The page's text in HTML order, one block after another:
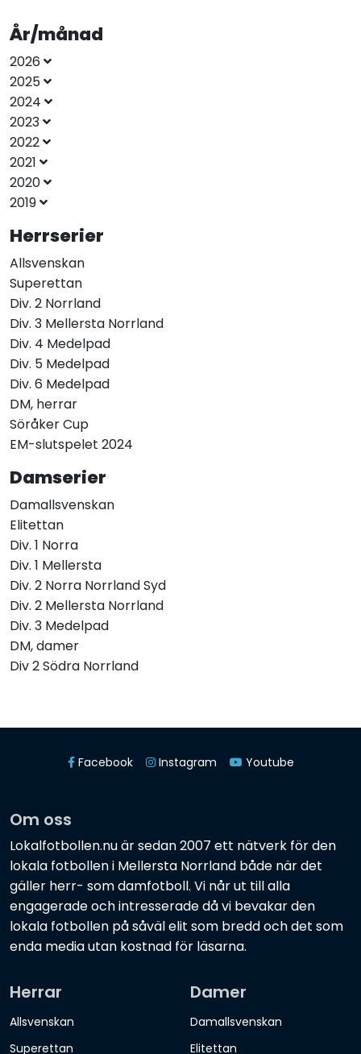
År/månad
2026
2025
2024
2023
2022
2021
2020
2019
Herrserier
Allsvenskan
Superettan
Div. 2 Norrland
Div. 3 Mellersta Norrland
Div. 4 Medelpad
Div. 5 Medelpad
Div. 6 Medelpad
DM, herrar
Söråker Cup
EM-slutspelet 2024
Damserier
Damallsvenskan
Elitettan
Div. 1 Norra
Div. 1 Mellersta
Div. 2 Norra Norrland Syd
Div. 2 Mellersta Norrland
Div. 3 Medelpad
DM, damer
Div 2 Södra Norrland
Facebook Instagram Youtube
Om oss
Lokalfotbollen.nu är sedan 2007 ett nätverk för den
lokala fotbollen i Mellersta Norrland både när det
gäller herr- som damfotboll. Vi når ut till alla
engagerade och intresserade då vi bevakar den
lokala fotbollen på såväl elit som bredd och det som
enda media utan kostnad för läsarna.
Herrar
Allsvenskan
Superettan
Damer
Damallsvenskan
Elitettan